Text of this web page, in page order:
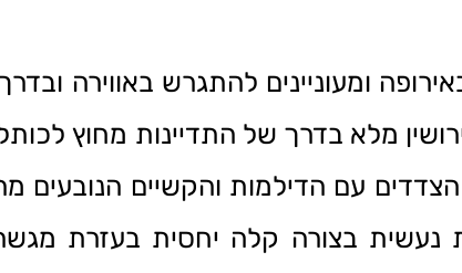
ומעוניינים להתגרש באווירה
מלא בדרך של התדיינות מחוץ
עם הדילמות והקשיים הנובעים
נעשית בצורה קלה יחסית בעזרת מגשר